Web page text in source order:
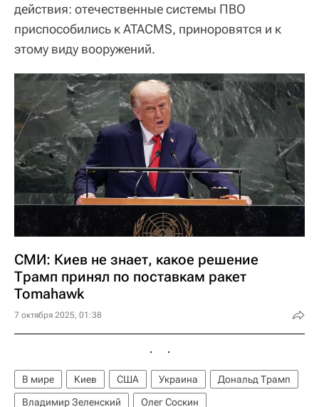
действия: отечественные системы ПВО
приспособились к ATACMS, приноровятся и к
этому виду вооружений.
СМИ: Киев не знает, какое решение
Трамп принял по поставкам ракет
Tomahawk
7 октября 2025, 01:38
В мире Киев США Украина
Дональд Трамп
Владимир Зеленский
Олег Соскин